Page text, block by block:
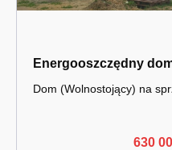
Energooszczędny
Dom (Wolnostojący) na
630